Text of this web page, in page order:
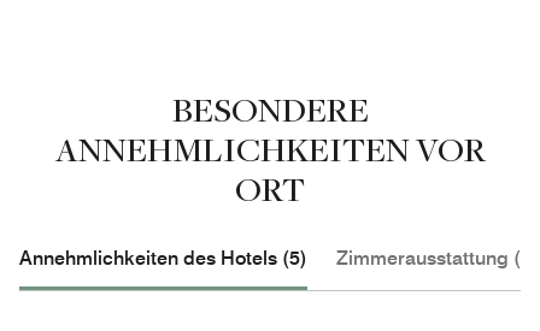
BESONDERE
ANNEHMLICHKEITEN VOR
ORT
Annehmlichkeiten des Hotels (5) Zimmerausstattung (2)